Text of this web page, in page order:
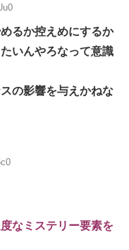
るか控えめにするか
いんやろなって意識
の影響を与えかねな
なミステリー要素を